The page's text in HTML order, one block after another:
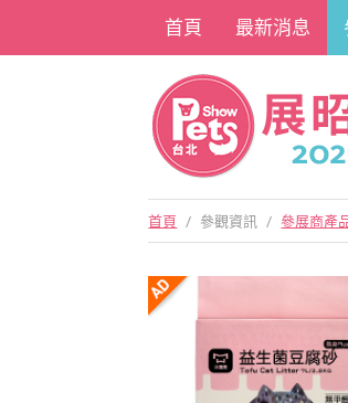
首頁 最新消息
首頁 / 參觀資訊 / 參展商產